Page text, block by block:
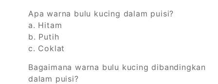
Apa warna bulu kucing dalam puisi?
a. Hitam
b. Putih
c. Coklat
Bagaimana warna bulu kucing dibandingkan
dalam puisi?